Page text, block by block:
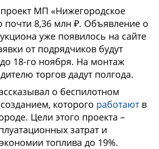
МП «Нижегородское
почти 8,36 млн ₽. Объявление о
уже появилось на сайте
от подрядчиков будут
18-го ноября. На монтаж
торгов дадут полгода.
о беспилотном
которого работают в
Цели этого проекта –
затрат и
топлива до 19%.